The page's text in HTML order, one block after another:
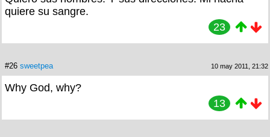
quiere su sangre.
23
#26 sweetpea 10 may 2011, 21:32
Why God, why?
13